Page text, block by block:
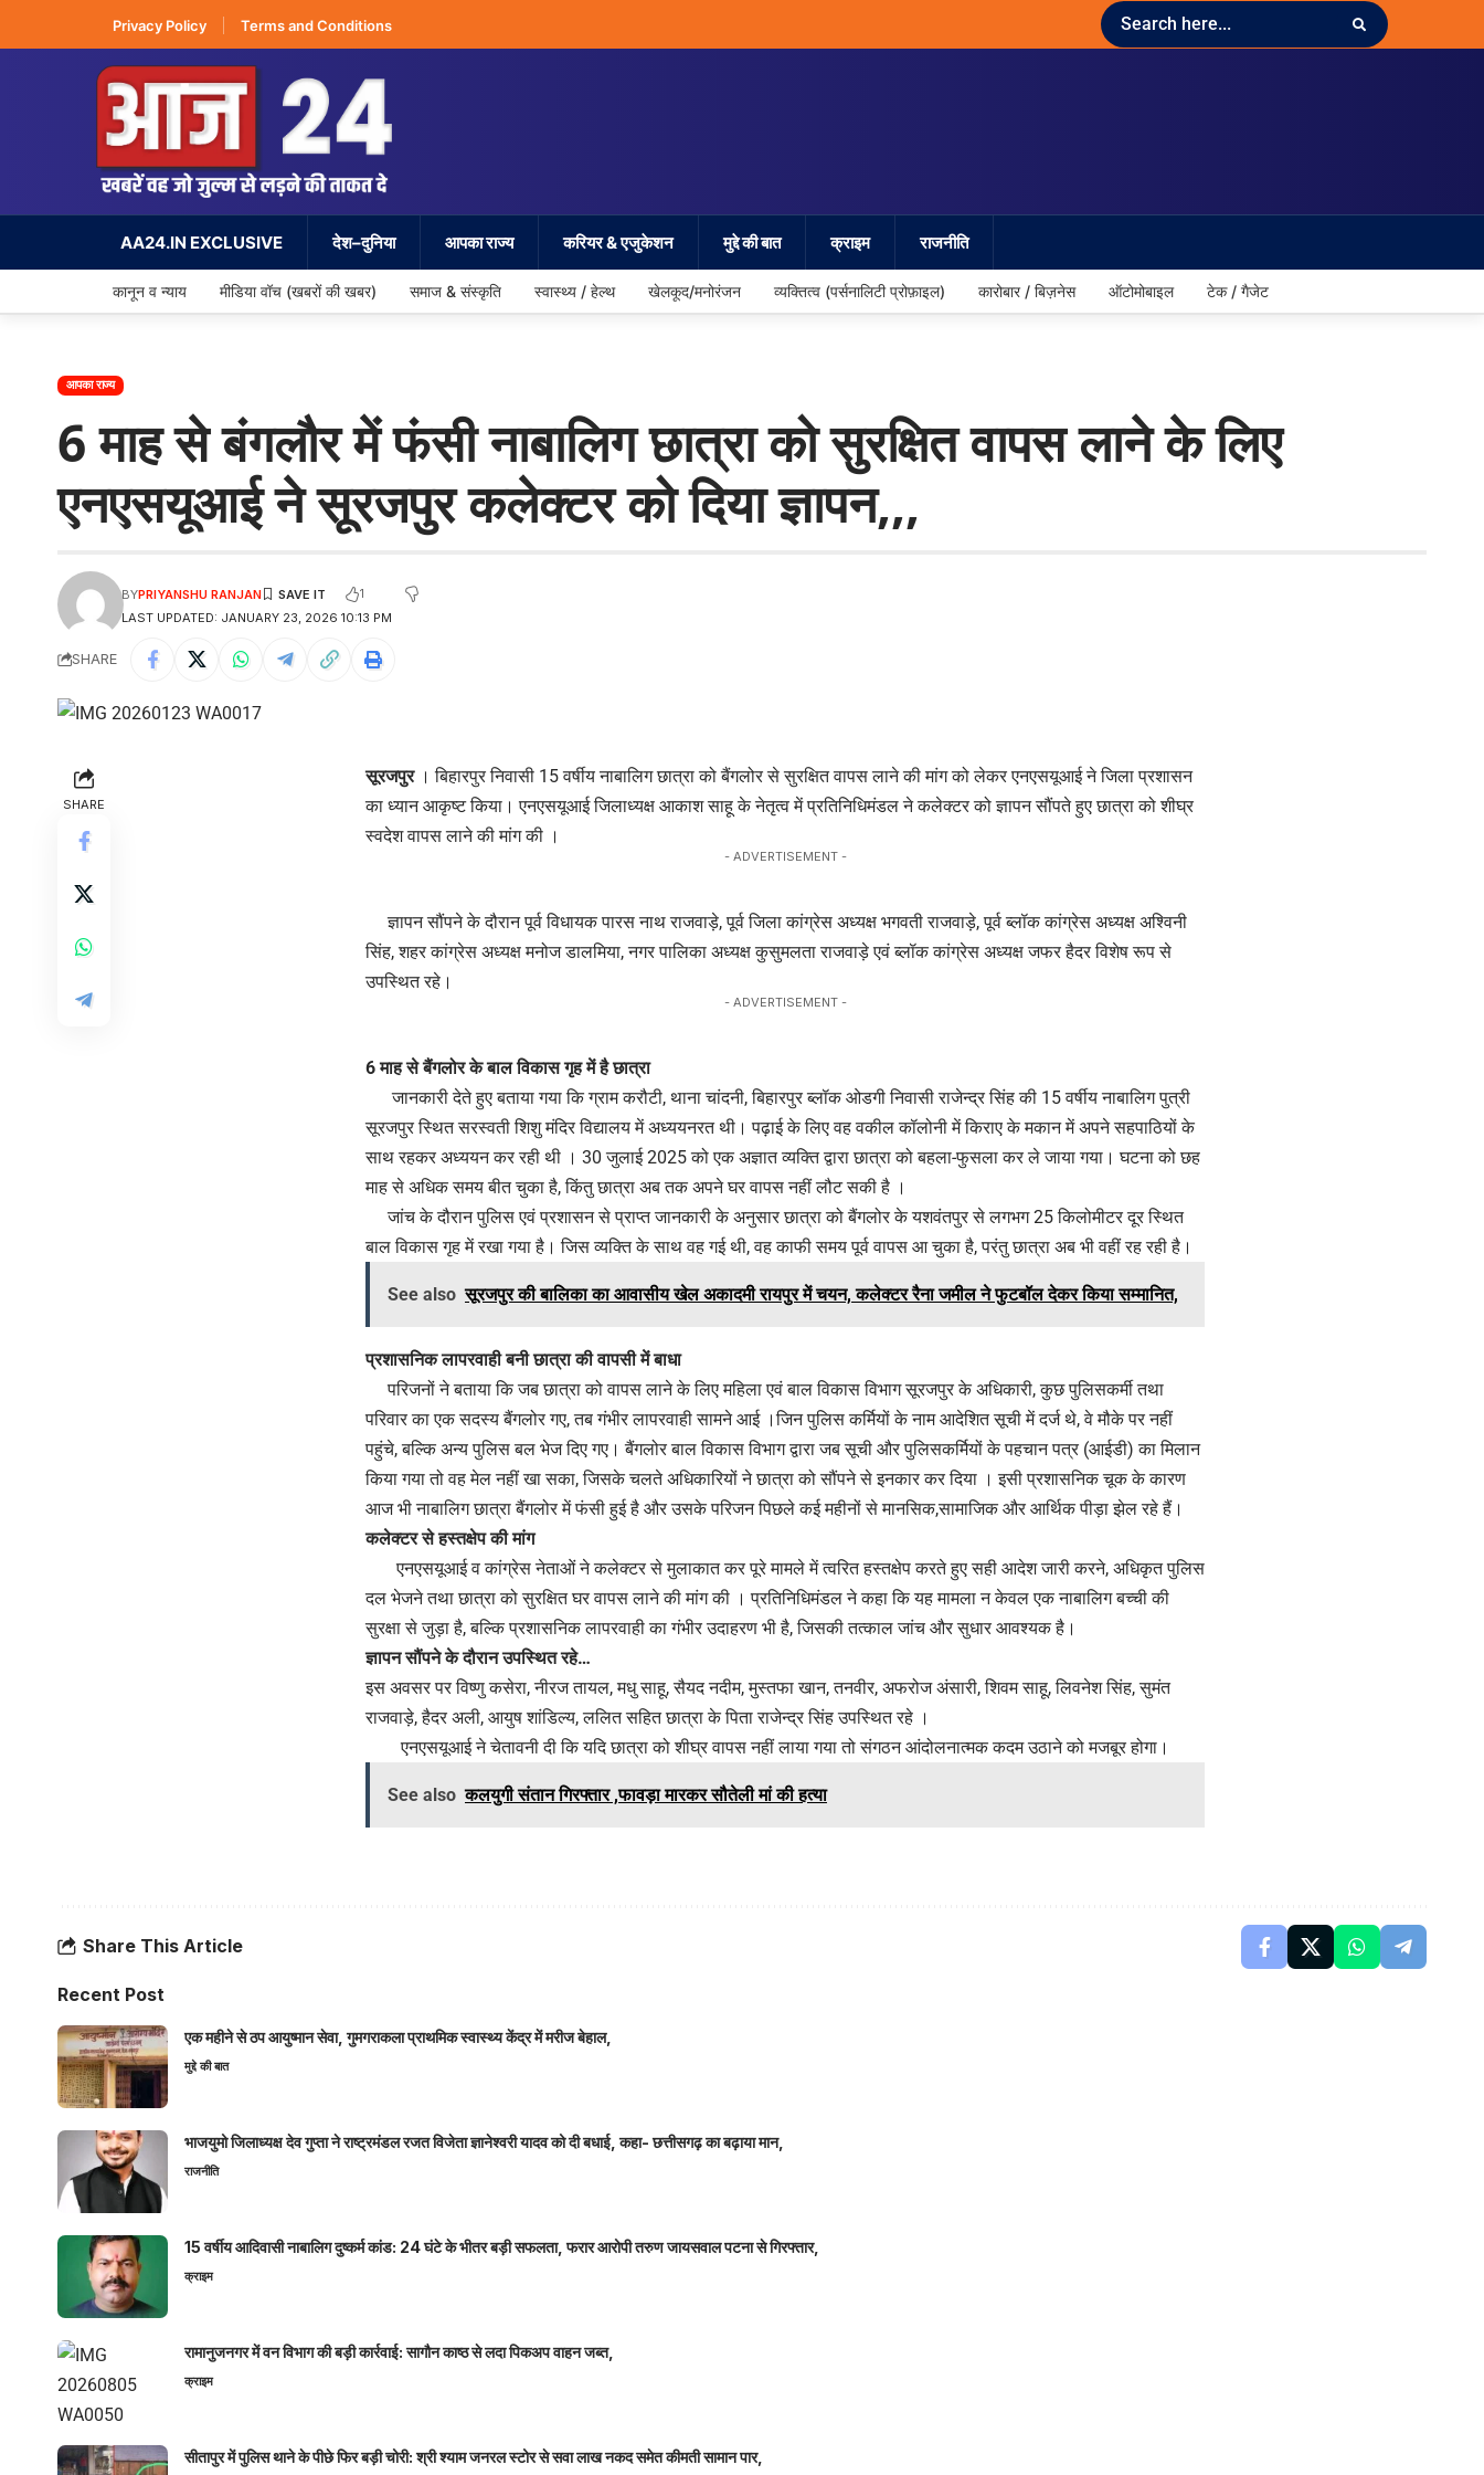
Privacy Policy Terms and Conditions
AA24.IN EXCLUSIVE देश–दुनिया आपका राज्य करियर & एजुकेशन मुद्दे की बात क्राइम राजनीति
कानून व न्याय मीडिया वॉच (खबरों की खबर) समाज & संस्कृति स्वास्थ्य / हेल्थ खेलकूद/मनोरंजन व्यक्तित्व (पर्सनालिटी प्रोफ़ाइल) कारोबार / बिज़नेस ऑटोमोबाइल टेक / गैजेट
आपका राज्य
6 माह से बंगलौर में फंसी नाबालिग छात्रा को सुरक्षित वापस लाने के लिए
एनएसयूआई ने सूरजपुर कलेक्टर को दिया ज्ञापन,,,
LAST UPDATED: JANUARY 23, 2026 10:13 PM
BYPRIYANSHU RANJAN 1
SHARE
SHARE
सूरजपुर। बिहारपुर निवासी 15 वर्षीय नाबालिग छात्रा को बैंगलोर से सुरक्षित वापस लाने की मांग को लेकर एनएसयूआई ने जिला प्रशासन
का ध्यान आकृष्ट किया। एनएसयूआई जिलाध्यक्ष आकाश साहू के नेतृत्व में प्रतिनिधिमंडल ने कलेक्टर को ज्ञापन सौंपते हुए छात्रा को शीघ्र
स्वदेश वापस लाने की मांग की ।
- ADVERTISEMENT -
ज्ञापन सौंपने के दौरान पूर्व विधायक पारस नाथ राजवाड़े, पूर्व जिला कांग्रेस अध्यक्ष भगवती राजवाड़े, पूर्व ब्लॉक कांग्रेस अध्यक्ष अश्विनी
सिंह, शहर कांग्रेस अध्यक्ष मनोज डालमिया, नगर पालिका अध्यक्ष कुसुमलता राजवाड़े एवं ब्लॉक कांग्रेस अध्यक्ष जफर हैदर विशेष रूप से
उपस्थित रहे।
- ADVERTISEMENT -
6 माह से बैंगलोर के बाल विकास गृह में है छात्रा
जानकारी देते हुए बताया गया कि ग्राम करौटी, थाना चांदनी, बिहारपुर ब्लॉक ओडगी निवासी राजेन्द्र सिंह की 15 वर्षीय नाबालिग पुत्री
सूरजपुर स्थित सरस्वती शिशु मंदिर विद्यालय में अध्ययनरत थी। पढ़ाई के लिए वह वकील कॉलोनी में किराए के मकान में अपने सहपाठियों के
साथ रहकर अध्ययन कर रही थी । 30 जुलाई 2025 को एक अज्ञात व्यक्ति द्वारा छात्रा को बहला-फुसला कर ले जाया गया। घटना को छह
माह से अधिक समय बीत चुका है, किंतु छात्रा अब तक अपने घर वापस नहीं लौट सकी है ।
जांच के दौरान पुलिस एवं प्रशासन से प्राप्त जानकारी के अनुसार छात्रा को बैंगलोर के यशवंतपुर से लगभग 25 किलोमीटर दूर स्थित
बाल विकास गृह में रखा गया है। जिस व्यक्ति के साथ वह गई थी, वह काफी समय पूर्व वापस आ चुका है, परंतु छात्रा अब भी वहीं रह रही है।
See also सूरजपुर की बालिका का आवासीय खेल अकादमी रायपुर में चयन, कलेक्टर रैना जमील ने फुटबॉल देकर किया सम्मानित,
प्रशासनिक लापरवाही बनी छात्रा की वापसी में बाधा
परिजनों ने बताया कि जब छात्रा को वापस लाने के लिए महिला एवं बाल विकास विभाग सूरजपुर के अधिकारी, कुछ पुलिसकर्मी तथा
परिवार का एक सदस्य बैंगलोर गए, तब गंभीर लापरवाही सामने आई ।जिन पुलिस कर्मियों के नाम आदेशित सूची में दर्ज थे, वे मौके पर नहीं
पहुंचे, बल्कि अन्य पुलिस बल भेज दिए गए। बैंगलोर बाल विकास विभाग द्वारा जब सूची और पुलिसकर्मियों के पहचान पत्र (आईडी) का मिलान
किया गया तो वह मेल नहीं खा सका, जिसके चलते अधिकारियों ने छात्रा को सौंपने से इनकार कर दिया । इसी प्रशासनिक चूक के कारण
आज भी नाबालिग छात्रा बैंगलोर में फंसी हुई है और उसके परिजन पिछले कई महीनों से मानसिक,सामाजिक और आर्थिक पीड़ा झेल रहे हैं।
कलेक्टर से हस्तक्षेप की मांग
एनएसयूआई व कांग्रेस नेताओं ने कलेक्टर से मुलाकात कर पूरे मामले में त्वरित हस्तक्षेप करते हुए सही आदेश जारी करने, अधिकृत पुलिस
दल भेजने तथा छात्रा को सुरक्षित घर वापस लाने की मांग की । प्रतिनिधिमंडल ने कहा कि यह मामला न केवल एक नाबालिग बच्ची की
सुरक्षा से जुड़ा है, बल्कि प्रशासनिक लापरवाही का गंभीर उदाहरण भी है, जिसकी तत्काल जांच और सुधार आवश्यक है।
ज्ञापन सौंपने के दौरान उपस्थित रहे…
इस अवसर पर विष्णु कसेरा, नीरज तायल, मधु साहू, सैयद नदीम, मुस्तफा खान, तनवीर, अफरोज अंसारी, शिवम साहू, लिवनेश सिंह, सुमंत
राजवाड़े, हैदर अली, आयुष शांडिल्य, ललित सहित छात्रा के पिता राजेन्द्र सिंह उपस्थित रहे ।
एनएसयूआई ने चेतावनी दी कि यदि छात्रा को शीघ्र वापस नहीं लाया गया तो संगठन आंदोलनात्मक कदम उठाने को मजबूर होगा।
See also कलयुगी संतान गिरफ्तार ,फावड़ा मारकर सौतेली मां की हत्या
Share This Article
Recent Post
एक महीने से ठप आयुष्मान सेवा, गुमगराकला प्राथमिक स्वास्थ्य केंद्र में मरीज बेहाल,
मुद्दे की बात
भाजयुमो जिलाध्यक्ष देव गुप्ता ने राष्ट्रमंडल रजत विजेता ज्ञानेश्वरी यादव को दी बधाई, कहा- छत्तीसगढ़ का बढ़ाया मान,
राजनीति
15 वर्षीय आदिवासी नाबालिग दुष्कर्म कांड: 24 घंटे के भीतर बड़ी सफलता, फरार आरोपी तरुण जायसवाल पटना से गिरफ्तार,
क्राइम
रामानुजनगर में वन विभाग की बड़ी कार्रवाई: सागौन काष्ठ से लदा पिकअप वाहन जब्त,
क्राइम
सीतापुर में पुलिस थाने के पीछे फिर बड़ी चोरी: श्री श्याम जनरल स्टोर से सवा लाख नकद समेत कीमती सामान पार,